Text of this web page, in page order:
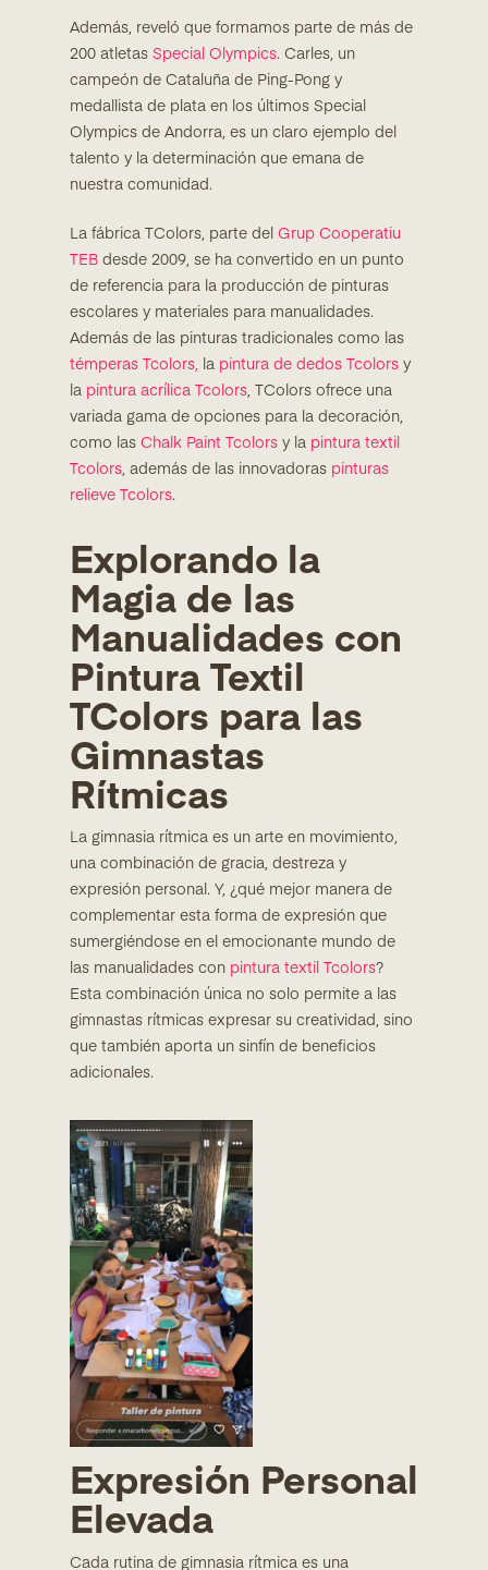
Además, reveló que formamos parte de más de
200 atletas Special Olympics. Carles, un
campeón de Cataluña de Ping-Pong y
medallista de plata en los últimos Special
Olympics de Andorra, es un claro ejemplo del
talento y la determinación que emana de
nuestra comunidad.
La fábrica TColors, parte del Grup Cooperatiu
TEB desde 2009, se ha convertido en un punto
de referencia para la producción de pinturas
escolares y materiales para manualidades.
Además de las pinturas tradicionales como las
témperas Tcolors, la pintura de dedos Tcolors y
la pintura acrílica Tcolors, TColors ofrece una
variada gama de opciones para la decoración,
como las Chalk Paint Tcolors y la pintura textil
Tcolors, además de las innovadoras pinturas
relieve Tcolors.
Explorando la
Magia de las
Manualidades con
Pintura Textil
TColors para las
Gimnastas
Rítmicas
La gimnasia rítmica es un arte en movimiento,
una combinación de gracia, destreza y
expresión personal. Y, ¿qué mejor manera de
complementar esta forma de expresión que
sumergiéndose en el emocionante mundo de
las manualidades con pintura textil Tcolors?
Esta combinación única no solo permite a las
gimnastas rítmicas expresar su creatividad, sino
que también aporta un sinfín de beneficios
adicionales.
Expresión Personal
Elevada
Cada rutina de gimnasia rítmica es una